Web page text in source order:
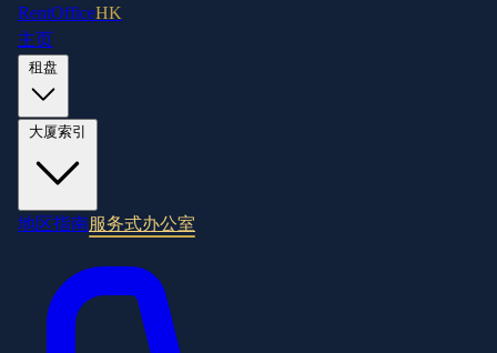
RentOfficeHK
主页
地区指南服务式办公室